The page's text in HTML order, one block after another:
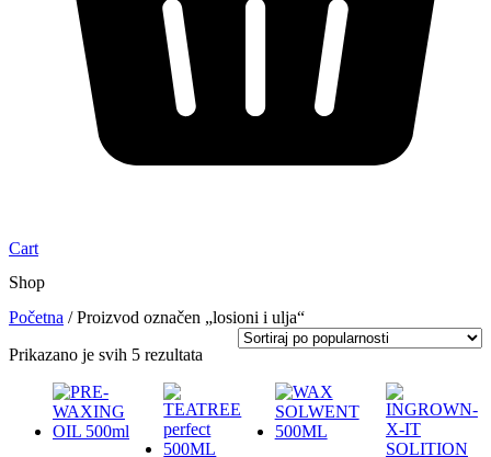
Cart
Shop
Početna / Proizvod označen „losioni i ulja“
Prikazano je svih 5 rezultata